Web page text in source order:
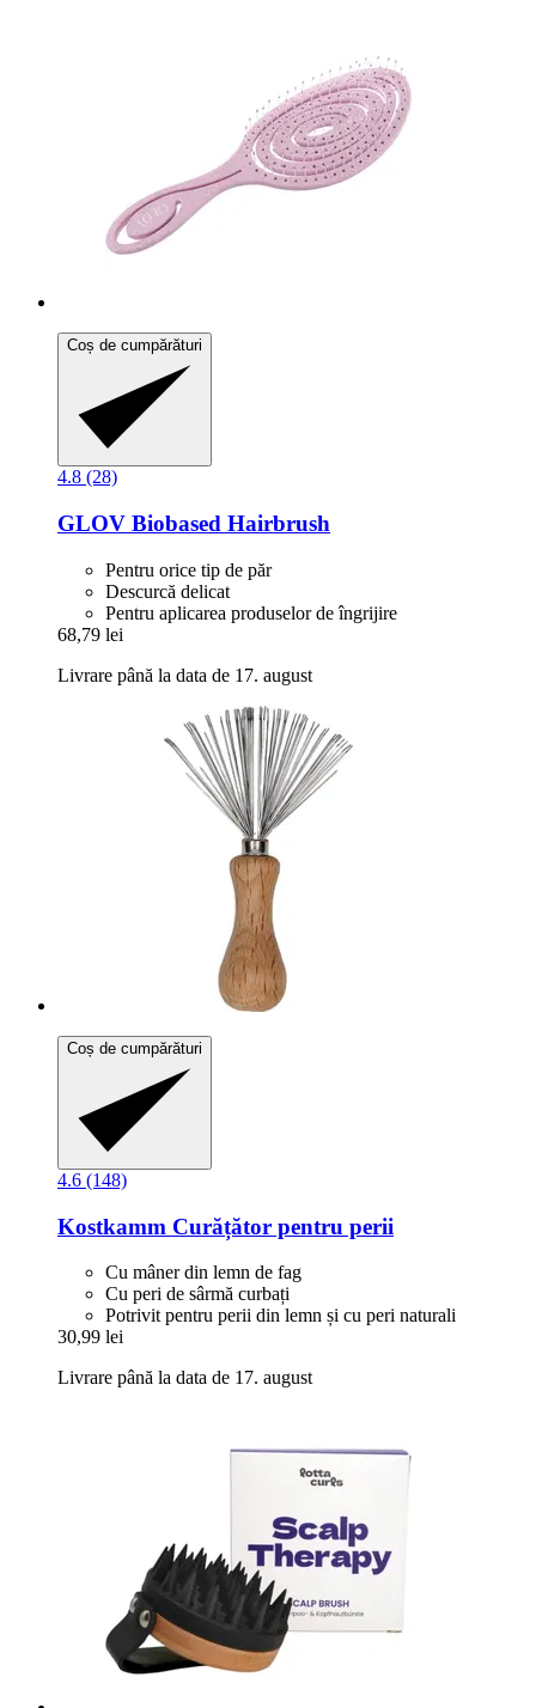
Coș de cumpărături
4.8 (28)
GLOV Biobased Hairbrush
Pentru orice tip de păr
Descurcă delicat
Pentru aplicarea produselor de îngrijire
68,79 lei
Livrare până la data de 17. august
Coș de cumpărături
4.6 (148)
Kostkamm Curățător pentru perii
Cu mâner din lemn de fag
Cu peri de sârmă curbați
Potrivit pentru perii din lemn și cu peri naturali
30,99 lei
Livrare până la data de 17. august